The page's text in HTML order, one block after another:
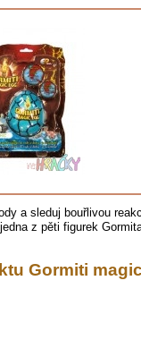
a sleduj bouřlivou
z pěti figurek
Gormiti